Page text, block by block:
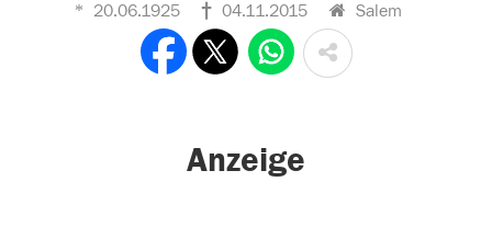
20.06.1925 04.11.2015 Salem
Anzeige